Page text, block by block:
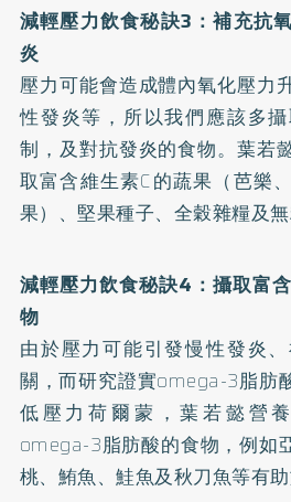
減輕壓力飲食秘訣3：補充抗
炎
壓力可能會造成體內氧化壓力
性發炎等，所以我們應該多
制，及對抗發炎的食物。葉若
取富含維生素C的蔬果（芭樂
果）、堅果種子、全穀雜糧及無
減輕壓力飲食秘訣4：攝取富
物
由於壓力可能引發慢性發炎
關，而研究證實omega-3脂肪
低壓力荷爾蒙，葉若懿營
omega-3脂肪酸的食物，例如
桃、鮪魚、鮭魚及秋刀魚等有助